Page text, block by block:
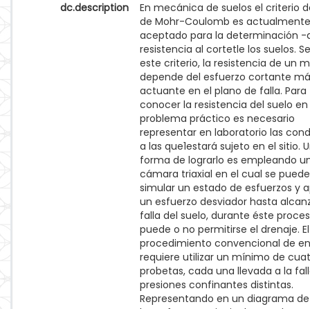
dc.description
En mecánica de suelos el criterio
de Mohr-Coulomb es actualmente
aceptado para la determinación -
resistencia al cortetle los suelos.
este criterio, la resistencia de un
depende del esfuerzo cortante
actuante en el plano de falla. Para
conocer la resistencia del suelo
problema práctico es necesario
representar en laboratorio las
a las que1estará sujeto en el sitio.
forma de lograrlo es empleando
cámara triaxial en el cual se puede
simular un estado de esfuerzos y
un esfuerzo desviador hasta
falla del suelo, durante éste
puede o no permitirse el drenaje. El
procedimiento convencional de
requiere utilizar un mínimo de
probetas, cada una llevada a la
presiones confinantes distintas.
Representando en un diagrama